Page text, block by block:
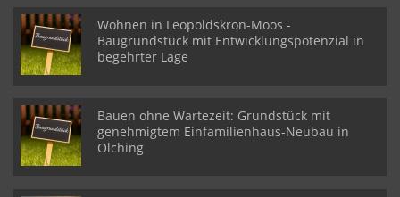
Wohnen in Leopoldskron-Moos -
Baugrundstück mit Entwicklungspotenzial in
begehrter Lage
Bauen ohne Wartezeit: Grundstück mit
genehmigtem Einfamilienhaus-Neubau in
Olching